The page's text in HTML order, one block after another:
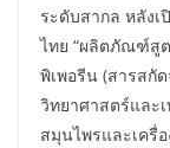
ระดับสากล หลัง
ไทย “ผลิตภัณฑ์สู
พิเพอรีน (สารสกั
วิทยาศาสตร์และ
สมุนไพรและเครื่